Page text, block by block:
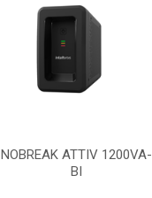
NOBREAK ATTIV 1200VA-
BI